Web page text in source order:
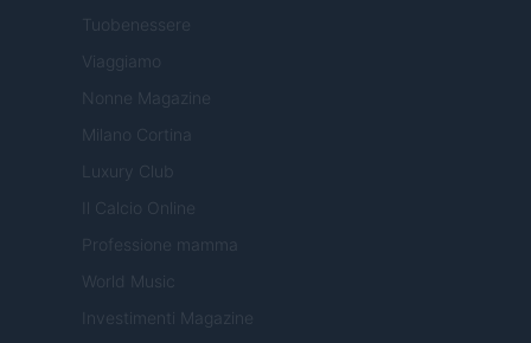
Tuobenessere
Viaggiamo
Nonne Magazine
Milano Cortina
Luxury Club
Il Calcio Online
Professione mamma
World Music
Investimenti Magazine